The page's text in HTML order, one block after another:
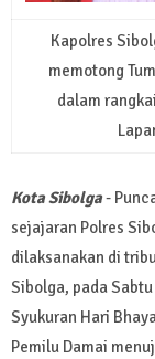
Kapolres
memotong
dalam
Kota Sibolga-
sejajaran Polres
dilaksanakan di
Sibolga, pada
Syukuran Hari
Pemilu Damai